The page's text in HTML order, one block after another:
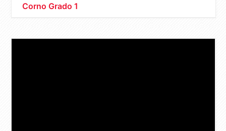
Corno Grado 1